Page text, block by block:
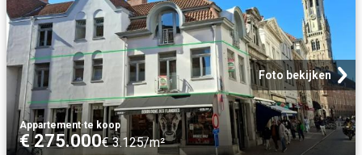
Foto bekijken
Appartement·te koop
€ 275.000€ 3.125/m²